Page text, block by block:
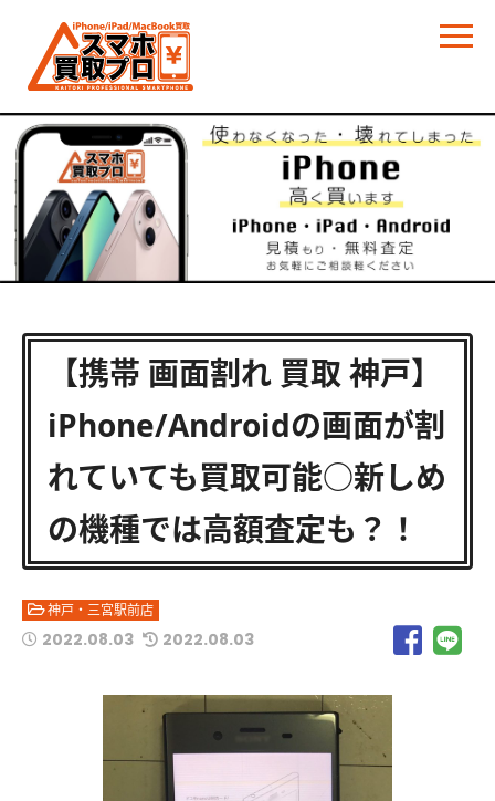
【携帯 画面割れ 買取 神戸】
iPhone/Androidの画面が割
れていても買取可能○新しめ
の機種では高額査定も？！
神戸・三宮駅前店
2022.08.03 2022.08.03